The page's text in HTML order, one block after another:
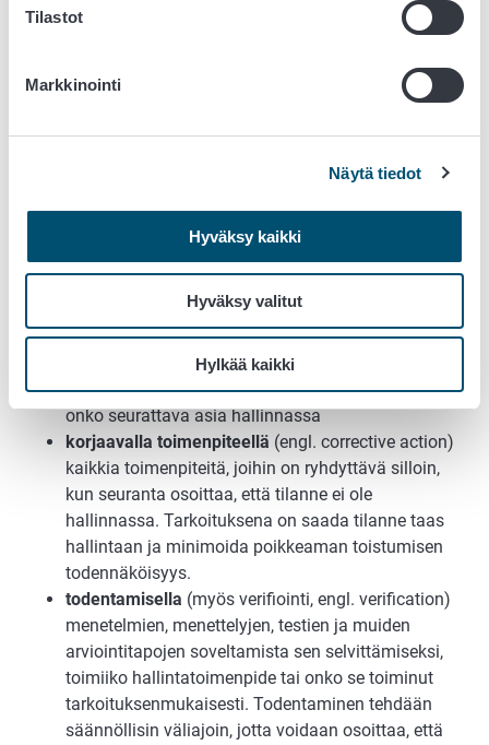
Tilastot
Markkinointi
Näytä tiedot
Hyväksy kaikki
Hyväksy valitut
Hylkää kaikki
hyväksyttävyyden ja ei-hyväksyttävyyden välistä
hallinnalla
(engl. control) oikeiden menettelyjen
soveltamista ja HACCP- ohjelmassa määritettyjen
(engl. control measure)
toimenpidettä tai toimintaa, jonka avulla
elintarviketurvallisuutta uhkaavia vaaroja voidaan
estää, poistaa tai vähentää hyväksyttävälle tasolle
on asetetun rajan ulkopuolella, ei-hyväksyttävä
seurantatulos
(engl. monitoring) suunnitelmallisesti
tehtyjä havaintoja tai mittauksia sen arvioimiseksi,
onko seurattava asia hallinnassa
korjaavalla toimenpiteellä (engl. corrective action)
kaikkia toimenpiteitä, joihin on ryhdyttävä silloin,
kun seuranta osoittaa, että tilanne ei ole
hallinnassa. Tarkoituksena on saada tilanne taas
hallintaan ja minimoida poikkeaman toistumisen
todennäköisyys.
todentamisella (myös verifiointi, engl. verification)
menetelmien, menettelyjen, testien ja muiden
arviointitapojen soveltamista sen selvittämiseksi,
toimiiko hallintatoimenpide tai onko se toiminut
tarkoituksenmukaisesti. Todentaminen tehdään
säännöllisin väliajoin, jotta voidaan osoittaa, että